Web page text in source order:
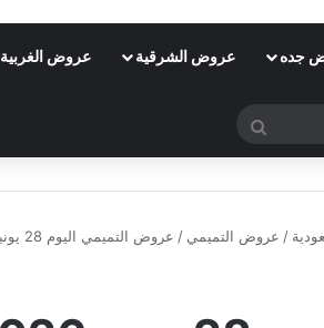
جده عروض الشرقية عروض الغربية
بحث
/ عروض التميمي / عروض التميمي اليوم 28 يونيو 2026 الموافق 13 محرم 1448 عروض نشرة الاثنين